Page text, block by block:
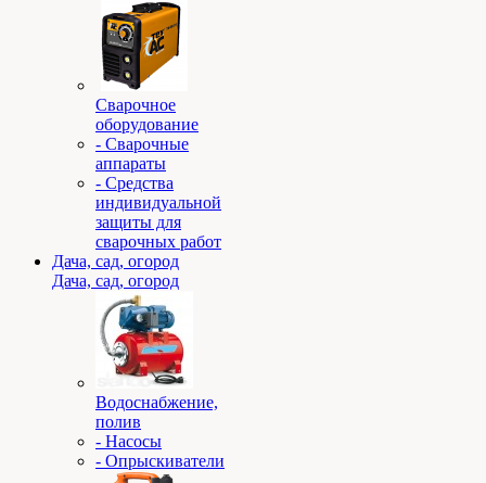
Сварочное
оборудование
- Сварочные
аппараты
- Средства
индивидуальной
защиты для
сварочных работ
Дача, сад, огород
Дача, сад, огород
Водоснабжение,
полив
- Насосы
- Опрыскиватели